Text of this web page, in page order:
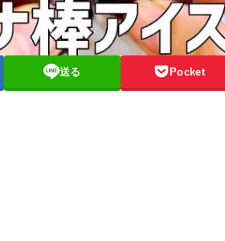
送る Pocket